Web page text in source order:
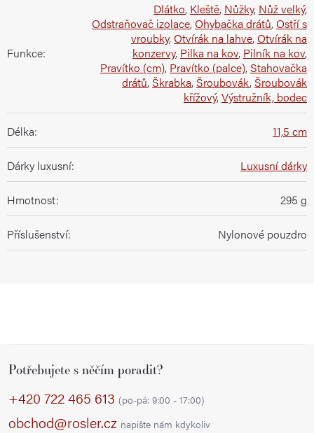
Funkce:
Dlátko, Kleště, Nůžky, Nůž velký,
Odstraňovač izolace,Ohybačka drátů,Ostří s
vroubky,Otvírák na lahve,Otvírák na
konzervy, Pilka na kov, Pilník na kov,
Pravítko (cm), Pravítko (palce), Stahovačka
drátů, Škrabka, Šroubovák, Šroubovák
křížový,Výstružník, bodec
Délka: 11,5 cm
Dárky luxusní: Luxusní dárky
Hmotnost: 295 g
Příslušenství: Nylonové pouzdro
Potřebujete s něčím poradit?
+420 722 465 613 (po-pá: 9:00 - 17:00)
obchod@rosler.cz napište nám kdykoliv